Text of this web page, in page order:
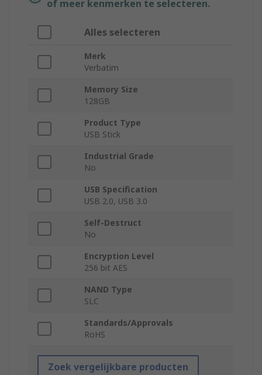
of meer kenmerken te selecteren.
Alles selecteren
Merk
Verbatim
Memory Size
128GB
Product Type
USB Stick
Industrial Grade
No
USB Specification
USB 2.0, USB 3.0
Self-Destruct
No
Encryption Level
256 bit AES
NAND Type
SLC
Standards/Approvals
RoHS
Zoek vergelijkbare producten